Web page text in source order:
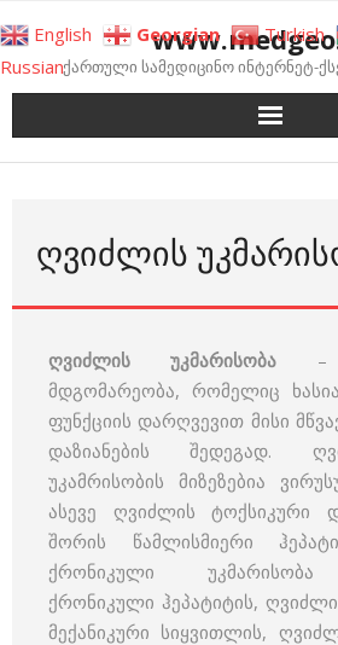
to
contentქართული სამედიცინო ინტერნეტ-
ᲦᲕᲘᲫᲚᲘᲡ
ღვიძლის უკმარისობა –
მდგომარეობა, რომელიც
ფუნქციის დარღვევით მისი
დაზიანების შედეგად.
უკამრისობის მიზეზებია
ასევე ღვიძლის ტოქსიკური
შორის წამლისმიერი
ქრონიკული უკმარისობა
ქრონიკული ჰეპატიტის,
მექანიკური სიყვითლის,
English Georgian Turkish
Russian